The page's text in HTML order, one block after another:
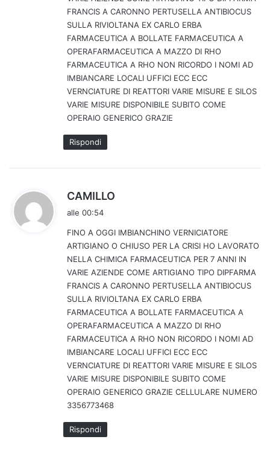
o
:
FRANCIS A CARONNO PERTUSELLA ANTIBIOCUS
SULLA RIVIOLTANA EX CARLO ERBA
FARMACEUTICA A BOLLATE FARMACEUTICA A
OPERAFARMACEUTICA A MAZZO DI RHO
FARMACEUTICA A RHO NON RICORDO I NOMI AD
IMBIANCARE LOCALI UFFICI ECC ECC
VERNCIATURE DI REATTORI VARIE MISURE E SILOS
VARIE MISURE DISPONIBILE SUBITO COME
OPERAIO GENERICO GRAZIE
Rispondi
CAMILLO
e
t
t
o
:
alle 00:54
FINO A OGGI IMBIANCHINO VERNICIATORE
ARTIGIANO O CHIUSO PER LA CRISI HO LAVORATO
NELLA CHIMICA FARMACEUTICA PER 7 ANNI IN
VARIE AZIENDE COME ARTIGIANO TIPO DIPFARMA
FRANCIS A CARONNO PERTUSELLA ANTIBIOCUS
SULLA RIVIOLTANA EX CARLO ERBA
FARMACEUTICA A BOLLATE FARMACEUTICA A
OPERAFARMACEUTICA A MAZZO DI RHO
FARMACEUTICA A RHO NON RICORDO I NOMI AD
IMBIANCARE LOCALI UFFICI ECC ECC
VERNCIATURE DI REATTORI VARIE MISURE E SILOS
VARIE MISURE DISPONIBILE SUBITO COME
OPERAIO GENERICO GRAZIE CELLULARE NUMERO
3356773468
Rispondi